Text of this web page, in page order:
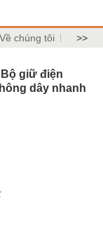
Về chúng tôi >>
giữ điện
dây nhanh